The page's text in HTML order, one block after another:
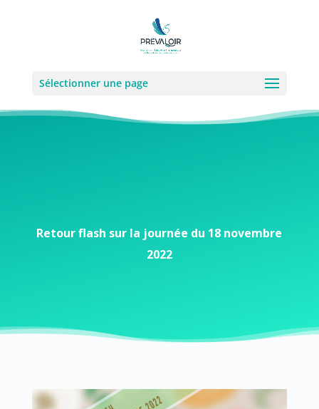
Sélectionner une page
Retour flash sur la journée du 18 novembre
2022